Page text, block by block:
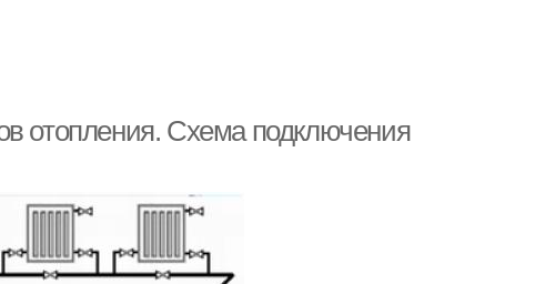
отопления. Схема подключения